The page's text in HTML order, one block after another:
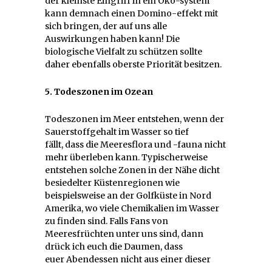
kann demnach einen Domino-effekt mit
sich bringen, der auf uns alle
Auswirkungen haben kann! Die
biologische Vielfalt zu schützen sollte
daher ebenfalls oberste Priorität besitzen.
5. Todeszonen im Ozean
Todeszonen im Meer entstehen, wenn der
Sauerstoffgehalt im Wasser so tief
fällt, dass die Meeresflora und -fauna nicht
mehr überleben kann. Typischerweise
entstehen solche Zonen in der Nähe dicht
besiedelter Küstenregionen wie
beispielsweise an der Golfküste in Nord
Amerika, wo viele Chemikalien im Wasser
zu finden sind. Falls Fans von
Meeresfrüchten unter uns sind, dann
drück ich euch die Daumen, dass
euer Abendessen nicht aus einer dieser